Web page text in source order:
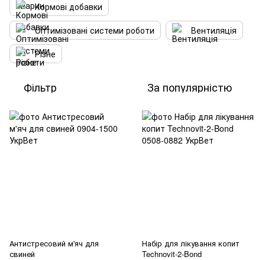
Кормові добавки
Оптимізовані системи роботи
Вентиляція
Різне
Фільтр За популярністю
Антистресовий м'яч для
свиней
Набір для лікування копит
Technovit-2-Bond